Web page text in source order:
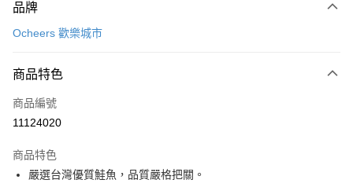
信用卡一次付款
3 期 0 利率 每期
合作金庫商業銀行
上海商業儲蓄銀行
臺灣中小企業銀行
匯豐（台灣）商業銀行
華泰商業銀行
LINE Pay
Apple Pay
Google Pay
品牌
Ocheers 歡樂城市
商品特色
商品編號
11124020
商品特色
嚴選台灣優質鮭魚，品質嚴格把關。